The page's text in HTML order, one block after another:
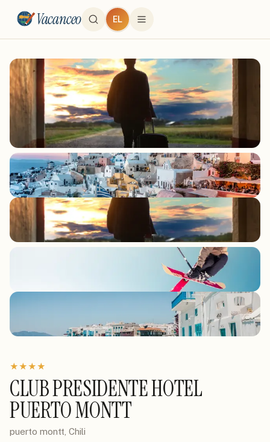
Vacanceo EL
★★★★
CLUB PRESIDENTE HOTEL
PUERTO MONTT
puerto montt, Chili